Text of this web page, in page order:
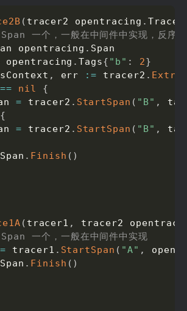
( tracer2 opentracing . Tracer
一个，一般在中间件中实现，反序
opentracing . Span
opentracing .Tags{ "b" : 2}
, err := tracer2 .
== nil
{
= tracer2 . StartSpan ( "B" ,
{
= tracer2 . StartSpan ( "B" ,
. Finish ( )
( tracer1 ,
tracer2
一个，一般在中间件中实现
tracer1 . StartSpan ( "A" ,
. Finish ( )